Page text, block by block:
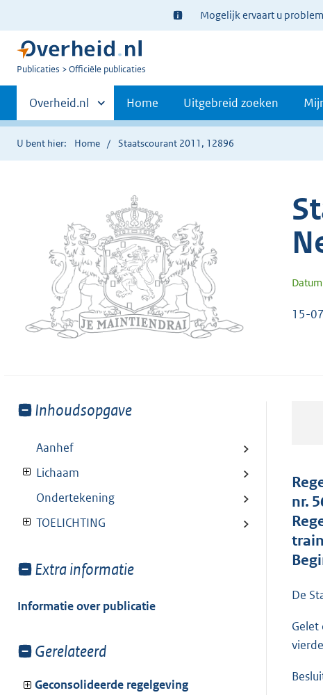
Ter
informatie:
Mogelijk ervaart u
U
Publicaties Officiële publicaties
Primaire
navigatie
Andere
sites
binnen
Overheid.nl Home Uitgebreid zoeken
U bent hier: Home Staatscourant 2011, 12896
15-
Toon
van:
Inhoudsopgave
Aanhef
Lichaam
Ondertekening
TOELICHTING
Toon
van:
Extra informatie
Informatie over publicatie
Toon
van:
Gerelateerd
Geconsolideerde regelgeving
nr.
De